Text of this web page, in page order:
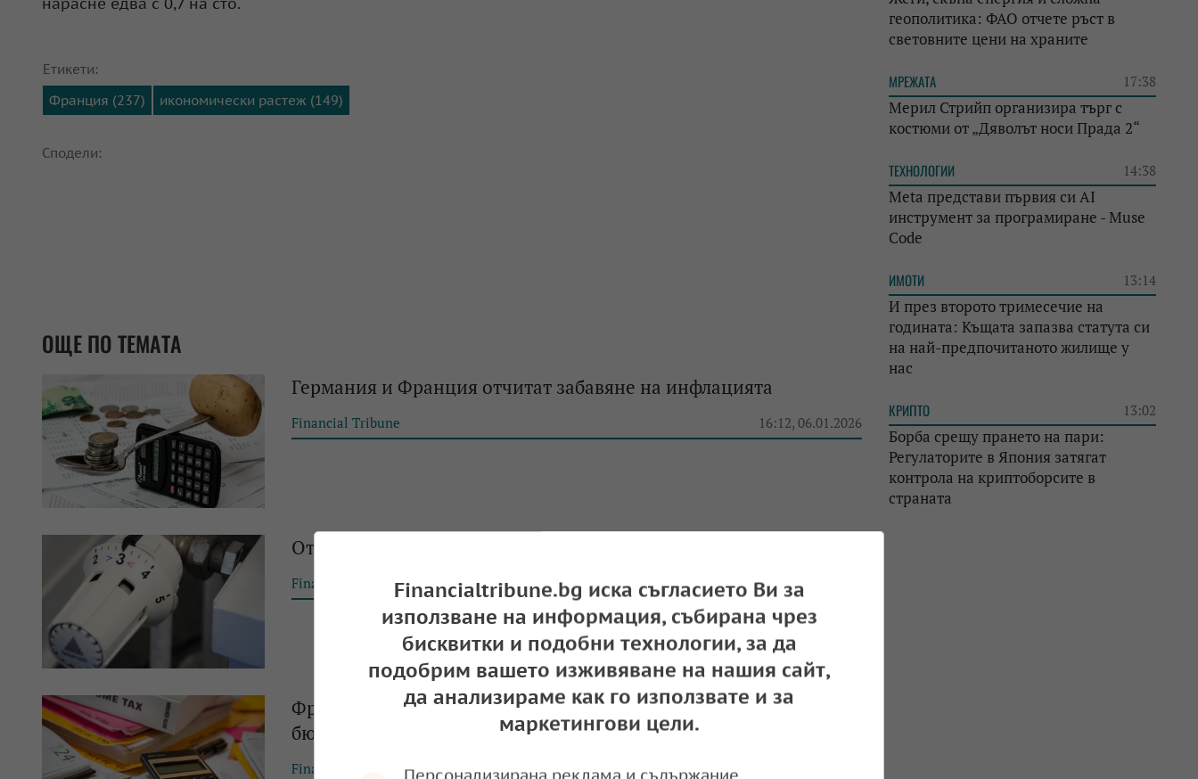
Етикети:
Франция (237)
икономически растеж (149)
Сподели:
ОЩЕ ПО ТЕМАТА
Германия и Франция отчитат забавяне на инфлацията
Financial Tribune 16:12, 06.01.2026
Отоплението във Франция се превърна в лукс
Financial Tribune 11:06, 06.01.2026
Франция на крачка от приемането на закон за удължаване на
бюджета
Financial Tribune
геополитика: ФАО отчете ръст в
световните цени на храните
МРЕЖАТА 17:38
Мерил Стрийп организира търг с
костюми от „Дяволът носи Прада 2“
ТЕХНОЛОГИИ 14:38
Meta представи първия си AI
инструмент за програмиране - Muse
Code
ИМОТИ 13:14
И през второто тримесечие на
годината: Къщата запазва статута си
на най-предпочитаното жилище у
нас
КРИПТО 13:02
Борба срещу прането на пари:
Регулаторите в Япония затягат
контрола на криптоборсите в
страната
Financialtribune.bg иска съгласието Ви за
използване на информация, събирана чрез
бисквитки и подобни технологии, за да
подобрим вашето изживяване на нашия сайт,
да анализираме как го използвате и за
маркетингови цели.